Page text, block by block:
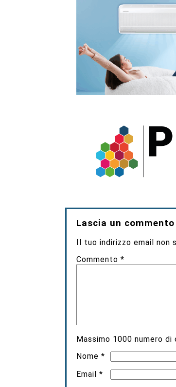
Lascia un commento
Il tuo indirizzo email non
Commento*
Massimo 1000 numero di
Nome*
Email*